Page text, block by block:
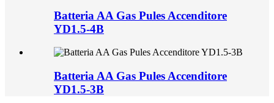
Batteria AA Gas Pules Accenditore
YD1.5-4B
Batteria AA Gas Pules Accenditore
YD1.5-3B